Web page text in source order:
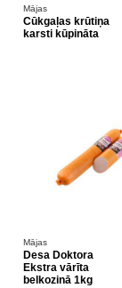
Mājas
Cūkgaļas krūtiņa
karsti kūpināta
Mājas
Desa Doktora
Ekstra vārīta
belkozinā 1kg